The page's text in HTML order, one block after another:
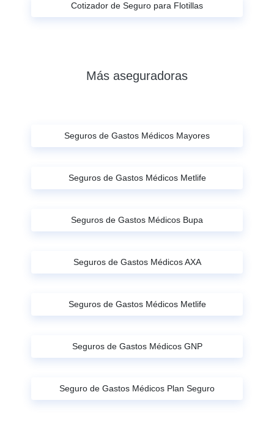
Cotizador de Seguro para Flotillas
Más aseguradoras
Seguros de Gastos Médicos Mayores
Seguros de Gastos Médicos Metlife
Seguros de Gastos Médicos Bupa
Seguros de Gastos Médicos AXA
Seguros de Gastos Médicos Metlife
Seguros de Gastos Médicos GNP
Seguro de Gastos Médicos Plan Seguro